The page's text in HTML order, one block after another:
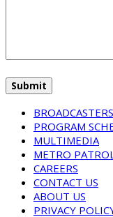
BROADCASTERS
PROGRAM
MULTIMEDIA
METRO
CAREERS
CONTACT US
ABOUT US
PRIVACY